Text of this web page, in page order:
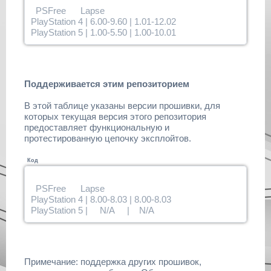
PSFree Lapse
PlayStation 4 | 6.00-9.60 | 1.01-12.02
PlayStation 5 | 1.00-5.50 | 1.00-10.01
Поддерживается этим репозиторием
В этой таблице указаны версии прошивки, для
которых текущая версия этого репозитория
предоставляет функциональную и
протестированную цепочку эксплойтов.
Код
PSFree Lapse
PlayStation 4 | 8.00-8.03 | 8.00-8.03
PlayStation 5 | N/A | N/A
Примечание: поддержка других прошивок,